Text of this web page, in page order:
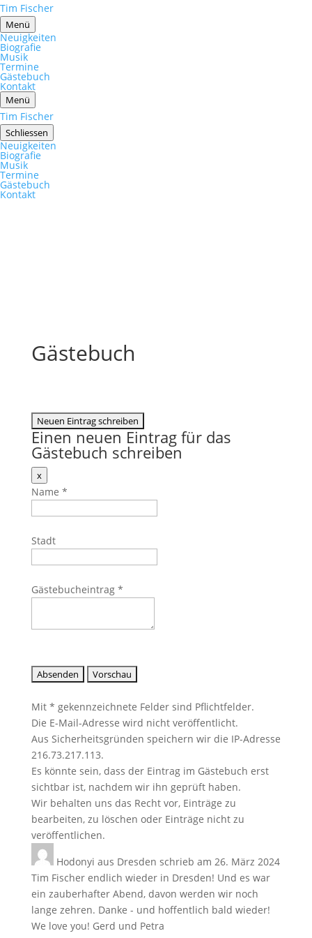
Tim Fischer
Menü
Neuigkeiten
Biografie
Musik
Termine
Gästebuch
Kontakt
Menü
Tim Fischer
Schliessen
Neuigkeiten
Biografie
Musik
Termine
Gästebuch
Kontakt
Gästebuch
Einen neuen Eintrag für das
Gästebuch schreiben
xDieses
Formular
ausblenden
Name *
Stadt
Gästebucheintrag *
Mit * gekennzeichnete Felder sind Pflichtfelder.
Die E-Mail-Adresse wird nicht veröffentlicht.
Aus Sicherheitsgründen speichern wir die IP-Adresse
216.73.217.113.
Es könnte sein, dass der Eintrag im Gästebuch erst
sichtbar ist, nachdem wir ihn geprüft haben.
Wir behalten uns das Recht vor, Einträge zu
bearbeiten, zu löschen oder Einträge nicht zu
veröffentlichen.
Hodonyi aus Dresden schrieb am 26. März 2024
Tim Fischer endlich wieder in Dresden! Und es war
ein zauberhafter Abend, davon werden wir noch
lange zehren. Danke - und hoffentlich bald wieder!
We love you! Gerd und Petra